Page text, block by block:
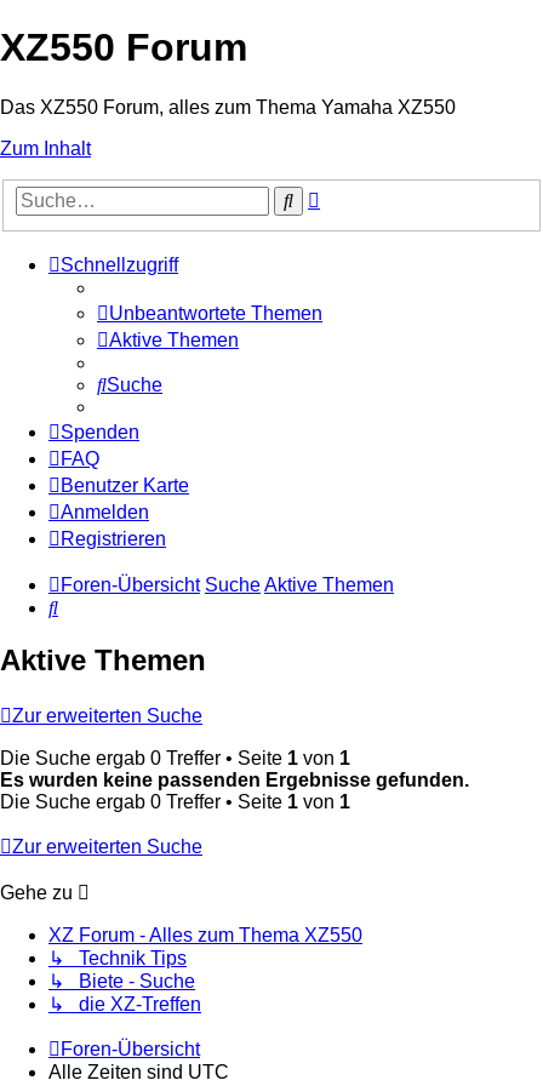
XZ550 Forum
Das XZ550 Forum, alles zum Thema Yamaha XZ550
Zum Inhalt
Suche
Schnellzugriff
Unbeantwortete Themen
Aktive Themen
Suche
Spenden
FAQ
Benutzer Karte
Anmelden
Registrieren
Foren-Übersicht SucheAktive Themen
Suche
Aktive Themen
Zur erweiterten Suche
Die Suche ergab 0 Treffer • Seite 1 von 1
Es wurden keine passenden Ergebnisse gefunden.
Die Suche ergab 0 Treffer • Seite 1 von 1
Zur erweiterten Suche
Gehe zu
XZ Forum - Alles zum Thema XZ550
↳ Technik Tips
↳ Biete - Suche
↳ die XZ-Treffen
Foren-Übersicht
Alle Zeiten sind UTC